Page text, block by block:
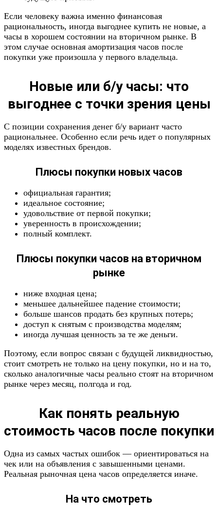
Если человеку важна именно финансовая
рациональность, иногда выгоднее купить не новые, а
часы в хорошем состоянии на вторичном рынке. В
этом случае основная амортизация часов после
покупки уже произошла у первого владельца.
Новые или б/у часы: что
выгоднее с точки зрения цены
С позиции сохранения денег б/у вариант часто
рациональнее. Особенно если речь идет о популярных
моделях известных брендов.
Плюсы покупки новых часов
официальная гарантия;
идеальное состояние;
удовольствие от первой покупки;
уверенность в происхождении;
полный комплект.
Плюсы покупки часов на вторичном
рынке
ниже входная цена;
меньшее дальнейшее падение стоимости;
больше шансов продать без крупных потерь;
доступ к снятым с производства моделям;
иногда лучшая ценность за те же деньги.
Поэтому, если вопрос связан с будущей ликвидностью,
стоит смотреть не только на цену покупки, но и на то,
сколько аналогичные часы реально стоят на вторичном
рынке через месяц, полгода и год.
Как понять реальную
стоимость часов после покупки
Одна из самых частых ошибок — ориентироваться на
чек или на объявления с завышенными ценами.
Реальная рыночная цена часов определяется иначе.
На что смотреть